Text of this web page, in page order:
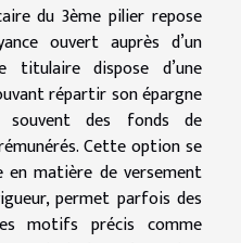
du 3ème pilier repose
ouvert auprès d’un
titulaire dispose d’une
répartir son épargne
souvent des fonds de
Cette option se
en matière de versement
permet parfois des
motifs précis comme